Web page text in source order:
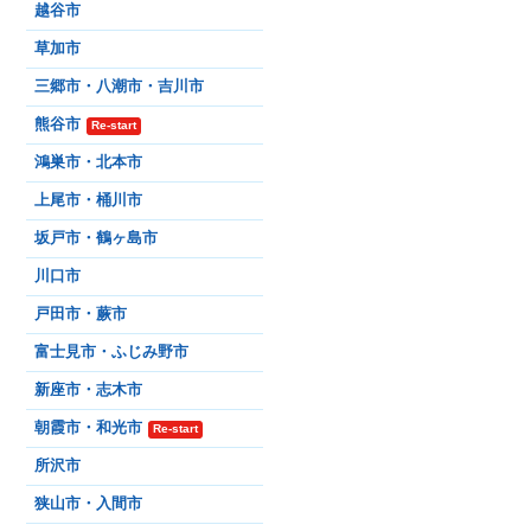
越谷市
草加市
三郷市・八潮市・吉川市
熊谷市 Re-start
鴻巣市・北本市
上尾市・桶川市
坂戸市・鶴ヶ島市
川口市
戸田市・蕨市
富士見市・ふじみ野市
新座市・志木市
朝霞市・和光市 Re-start
所沢市
狭山市・入間市